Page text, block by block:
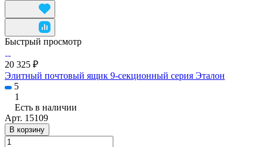
Быстрый просмотр
20 325 ₽
Элитный почтовый ящик 9-секционный серия Эталон
5
1
Есть в наличии
Арт. 15109
В корзину